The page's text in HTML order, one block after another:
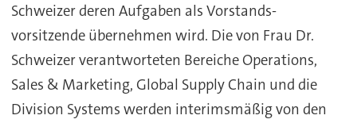
Schweizer deren Aufgaben als Vorstands-
vorsitzende übernehmen wird. Die von Frau Dr.
Schweizer verantworteten Bereiche Operations,
Sales & Marketing, Global Supply Chain und die
Division Systems werden interimsmäßig von den